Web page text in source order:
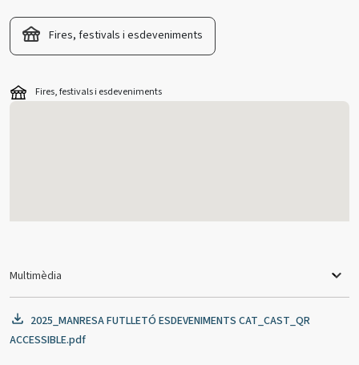
Fires, festivals i esdeveniments
Fires, festivals i esdeveniments
Multimèdia
2025_MANRESA FUTLLETÓ ESDEVENIMENTS CAT_CAST_QR
ACCESSIBLE.pdf